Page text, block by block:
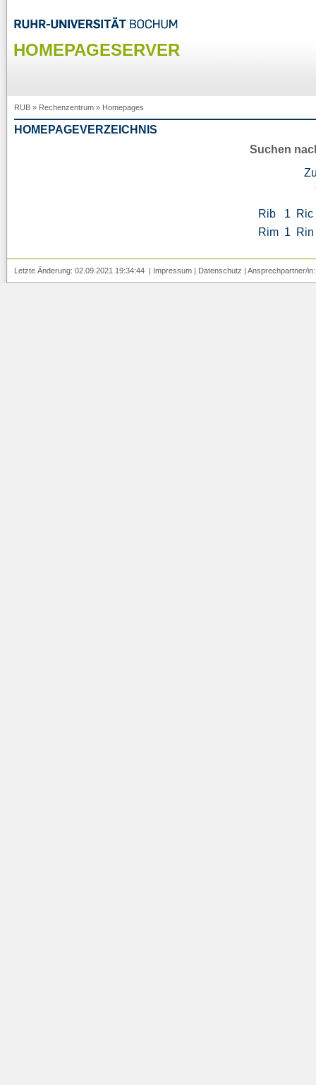
HOMEPAGESERVER
RUB » Rechenzentrum » Homepages
HOMEPAGEVERZEICHNIS
Suchen
Rib 1
Ric
Rim 1 Rin
Letzte Änderung: 02.09.2021 19:34:44 | Impressum | Datenschutz | Ansprechpartner/